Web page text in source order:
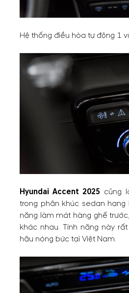
Hệ thống điều hòa tự động 1
Hyundai Accent 2025cũng
trong phân khúc sedan hạng
năng làm mát hàng ghế
khác nhau. Tính năng này
hậu nóng bức tại Việt Nam.